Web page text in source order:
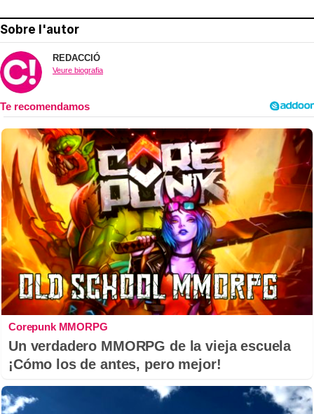
Sobre l'autor
REDACCIÓ
Veure biografia
Corepunk MMORPG
Un verdadero MMORPG de la vieja escuela
¡Cómo los de antes, pero mejor!